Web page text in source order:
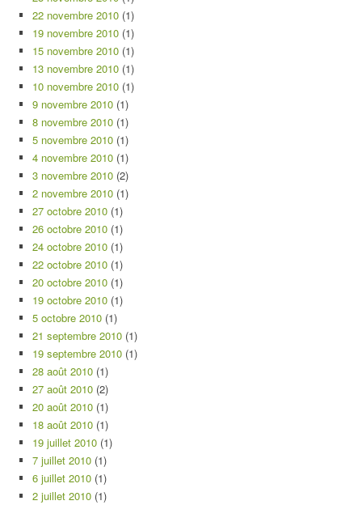
22 novembre 2010 (1)
19 novembre 2010 (1)
15 novembre 2010 (1)
13 novembre 2010 (1)
10 novembre 2010 (1)
9 novembre 2010 (1)
8 novembre 2010 (1)
5 novembre 2010 (1)
4 novembre 2010 (1)
3 novembre 2010 (2)
2 novembre 2010 (1)
27 octobre 2010 (1)
26 octobre 2010 (1)
24 octobre 2010 (1)
22 octobre 2010 (1)
20 octobre 2010 (1)
19 octobre 2010 (1)
5 octobre 2010 (1)
21 septembre 2010 (1)
19 septembre 2010 (1)
28 août 2010 (1)
27 août 2010 (2)
20 août 2010 (1)
18 août 2010 (1)
19 juillet 2010 (1)
7 juillet 2010 (1)
6 juillet 2010 (1)
2 juillet 2010 (1)